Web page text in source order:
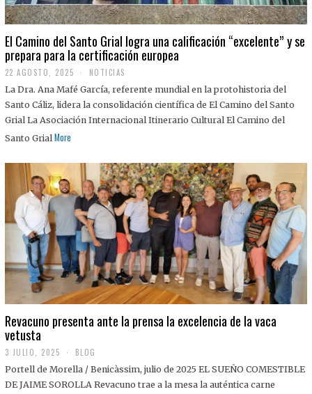
El Camino del Santo Grial logra una calificación “excelente” y se
prepara para la certificación europea
22 AGOSTO, 2025
2
A
G
O
S
2
5
NOTICIAS
La Dra. Ana Mafé García, referente mundial en la protohistoria del
Santo Cáliz, lidera la consolidación científica de El Camino del Santo
Grial La Asociación Internacional Itinerario Cultural El Camino del
Santo Grial More
Revacuno presenta ante la prensa la excelencia de la vaca
vetusta
3 JULIO, 2025
J
U
BLOG
Portell de Morella / Benicàssim, julio de 2025 EL SUEÑO COMESTIBLE
DE JAIME SOROLLA Revacuno trae a la mesa la auténtica carne